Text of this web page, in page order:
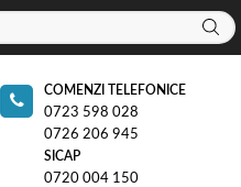
COMENZI TELEFONICE
0723 598 028
0726 206 945
SICAP
0720 004 150